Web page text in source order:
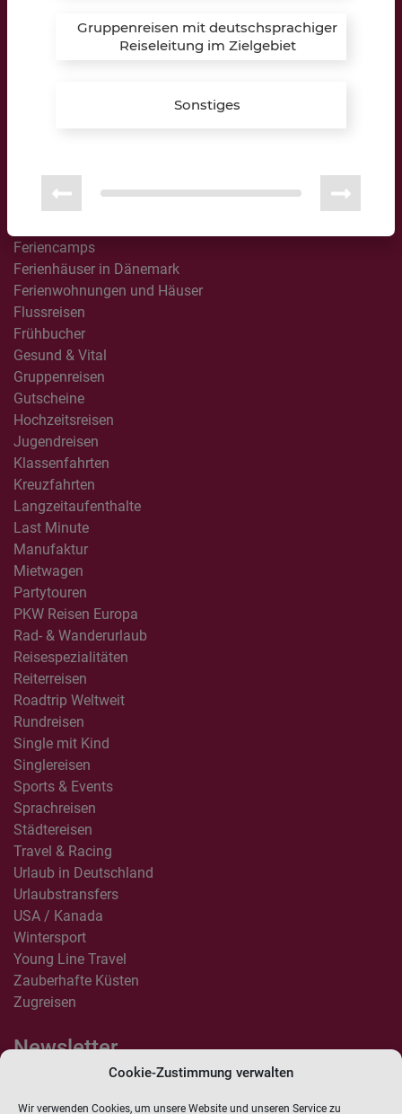
Cookie-Zustimmung verwalten
Wir verwenden Cookies, um unsere Website und unseren Service zu
Reisewelten
Feriencamps
Ferienhäuser in Dänemark
Ferienwohnungen und Häuser
Flussreisen
Frühbucher
Gesund & Vital
Gruppenreisen
Gutscheine
Hochzeitsreisen
Jugendreisen
Klassenfahrten
Kreuzfahrten
Langzeitaufenthalte
Last Minute
Manufaktur
Mietwagen
Partytouren
PKW Reisen Europa
Rad- & Wanderurlaub
Reisespezialitäten
Reiterreisen
Roadtrip Weltweit
Rundreisen
Single mit Kind
Singlereisen
Sports & Events
Sprachreisen
Städtereisen
Travel & Racing
Urlaub in Deutschland
Urlaubstransfers
USA / Kanada
Wintersport
Young Line Travel
Zauberhafte Küsten
Zugreisen
Newsletter
Gruppenreisen mit deutschsprachiger
Reiseleitung im Zielgebiet
Sonstiges